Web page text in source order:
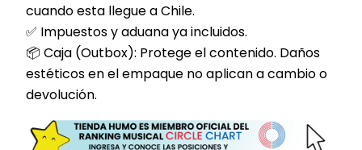
cuando esta llegue a Chile.
✅ Impuestos y aduana ya incluidos.
📦 Caja (Outbox): Protege el contenido. Daños
estéticos en el empaque no aplican a cambio o
devolución.